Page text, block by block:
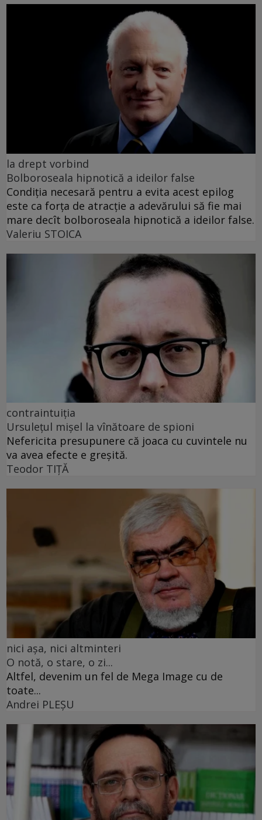
la drept vorbind
Bolboroseala hipnotică a ideilor false
Condiția necesară pentru a evita acest epilog
este ca forța de atracție a adevărului să fie mai
mare decît bolboroseala hipnotică a ideilor false.
Valeriu STOICA
contraintuiția
Ursulețul mișel la vînătoare de spioni
Nefericita presupunere că joaca cu cuvintele nu
va avea efecte e greșită.
Teodor TIŢĂ
nici așa, nici altminteri
O notă, o stare, o zi...
Altfel, devenim un fel de Mega Image cu de
toate...
Andrei PLEŞU